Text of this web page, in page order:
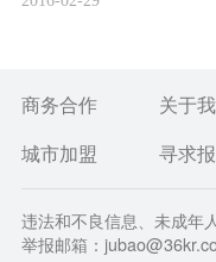
商务合作 关于
城市加盟
寻求
违法和不良信息、未成年
举报邮箱：